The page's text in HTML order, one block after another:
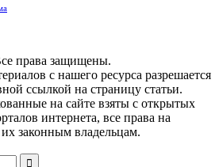
права защищены.
с нашего ресурса разрешается
ссылкой на страницу статьи.
на сайте взяты с открытых
интернета, все права на
законным владельцам.